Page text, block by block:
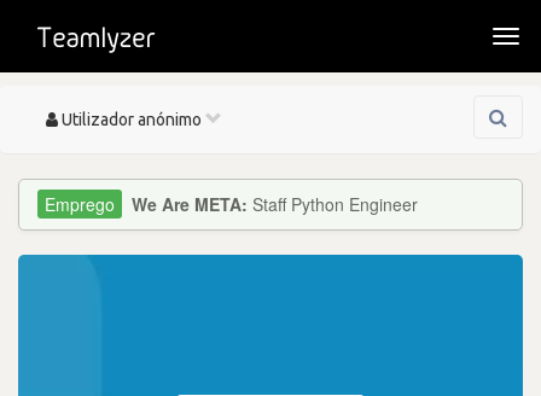
Toggle
Utilizador anónimo
We Are META: Staff Python Engineer